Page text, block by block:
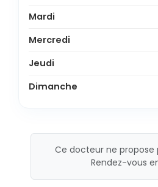
Mardi
Mercredi
Jeudi
Dimanche
Ce docteur ne propose
Rendez-vous